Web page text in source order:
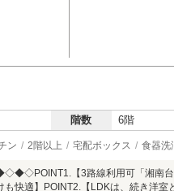
階数 6階
ン 2階以上 宅配ボックス 食器洗
【3路線利用可「湘南台」
快適】POINT2.【LDKは、続き洋室